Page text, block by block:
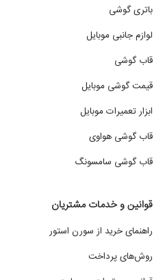
باتری گوشی
لوازم جانبی موبایل
قاب گوشی
قیمت گوشی موبایل
ابزار تعمیرات موبایل
قاب گوشی هواوی
قاب گوشی سامسونگ
قوانین و خدمات مشتریان
راهنمای خرید از سورن استور
روش‌های پرداخت